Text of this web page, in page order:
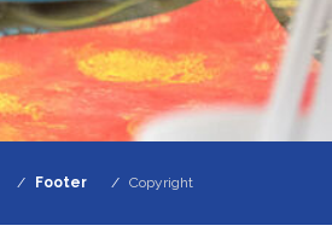
Footer Copyright